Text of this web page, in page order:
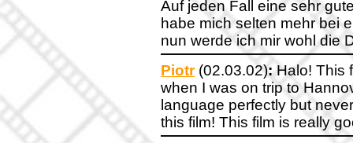
Auf jeden Fall eine sehr
habe mich selten mehr bei
nun werde ich mir wohl die
Piotr(02.03.02): Halo! This
when I was on trip to
language perfectly but
this film! This film is really